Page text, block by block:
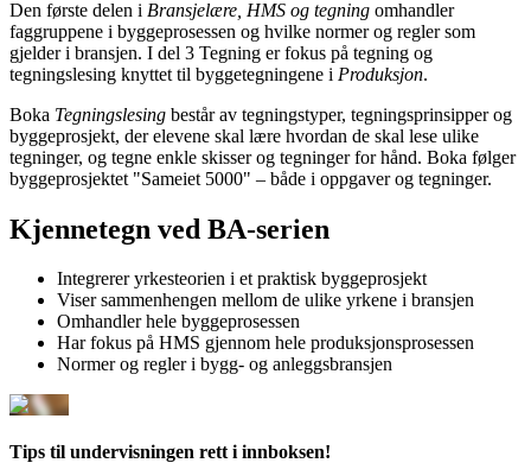
Den første delen i Bransjelære, HMS og tegning omhandler
faggruppene i byggeprosessen og hvilke normer og regler som
gjelder i bransjen. I del 3 Tegning er fokus på tegning og
tegningslesing knyttet til byggetegningene i Produksjon.
Boka Tegningslesing består av tegningstyper, tegningsprinsipper og
byggeprosjekt, der elevene skal lære hvordan de skal lese ulike
tegninger, og tegne enkle skisser og tegninger for hånd. Boka følger
byggeprosjektet "Sameiet 5000" – både i oppgaver og tegninger.
Kjennetegn ved BA-serien
Integrerer yrkesteorien i et praktisk byggeprosjekt
Viser sammenhengen mellom de ulike yrkene i bransjen
Omhandler hele byggeprosessen
Har fokus på HMS gjennom hele produksjonsprosessen
Normer og regler i bygg- og anleggsbransjen
Tips til undervisningen rett i innboksen!